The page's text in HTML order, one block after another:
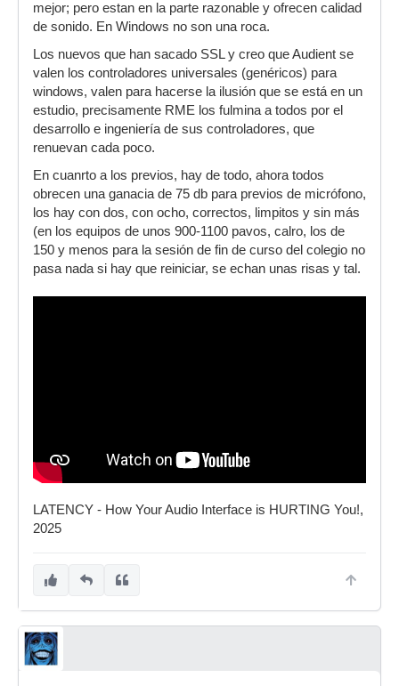
mejor; pero estan en la parte razonable y ofrecen calidad
de sonido. En Windows no son una roca.
Los nuevos que han sacado SSL y creo que Audient se
valen los controladores universales (genéricos) para
windows, valen para hacerse la ilusión que se está en un
estudio, precisamente RME los fulmina a todos por el
desarrollo e ingeniería de sus controladores, que
renuevan cada poco.
En cuanrto a los previos, hay de todo, ahora todos
obrecen una ganacia de 75 db para previos de micrófono,
los hay con dos, con ocho, correctos, limpitos y sin más
(en los equipos de unos 900-1100 pavos, calro, los de
150 y menos para la sesión de fin de curso del colegio no
pasa nada si hay que reiniciar, se echan unas risas y tal.
LATENCY - How Your Audio Interface is HURTING You!,
2025